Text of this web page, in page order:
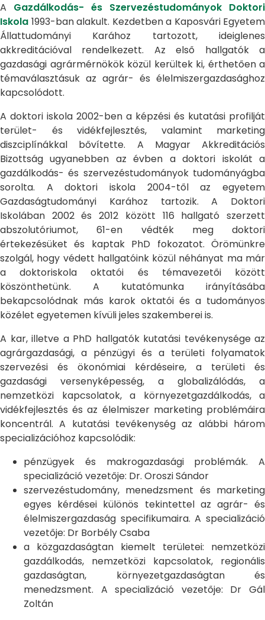
A Gazdálkodás- és Szervezéstudományok Doktori
Iskola 1993-ban alakult. Kezdetben a Kaposvári Egyetem
Állattudományi Karához tartozott, ideiglenes
akkreditációval rendelkezett. Az első hallgatók a
gazdasági agrármérnökök közül kerültek ki, érthetően a
témaválasztásuk az agrár- és élelmiszergazdasághoz
kapcsolódott.
A doktori iskola 2002-ben a képzési és kutatási profilját
terület- és vidékfejlesztés, valamint marketing
diszciplínákkal bővítette. A Magyar Akkreditációs
Bizottság ugyanebben az évben a doktori iskolát a
gazdálkodás- és szervezéstudományok tudományágba
sorolta. A doktori iskola 2004-től az egyetem
Gazdaságtudományi Karához tartozik. A Doktori
Iskolában 2002 és 2012 között 116 hallgató szerzett
abszolutóriumot, 61-en védték meg doktori
értekezésüket és kaptak PhD fokozatot. Örömünkre
szolgál, hogy védett hallgatóink közül néhányat ma már
a doktoriskola oktatói és témavezetői között
köszönthetünk. A kutatómunka irányításába
bekapcsolódnak más karok oktatói és a tudományos
közélet egyetemen kívüli jeles szakemberei is.
A kar, illetve a PhD hallgatók kutatási tevékenysége az
agrárgazdasági, a pénzügyi és a területi folyamatok
szervezési és ökonómiai kérdéseire, a területi és
gazdasági versenyképesség, a globalizálódás, a
nemzetközi kapcsolatok, a környezetgazdálkodás, a
vidékfejlesztés és az élelmiszer marketing problémáira
koncentrál. A kutatási tevékenység az alábbi három
specializációhoz kapcsolódik:
pénzügyek és makrogazdasági problémák. A
specializáció vezetője: Dr. Oroszi Sándor
szervezéstudomány, menedzsment és marketing
egyes kérdései különös tekintettel az agrár- és
élelmiszergazdaság specifikumaira. A specializáció
vezetője: Dr Borbély Csaba
a közgazdaságtan kiemelt területei: nemzetközi
gazdálkodás, nemzetközi kapcsolatok, regionális
gazdaságtan, környezetgazdaságtan és
menedzsment. A specializáció vezetője: Dr Gál
Zoltán